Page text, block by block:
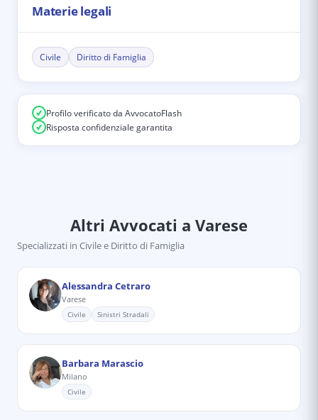
Materie legali
Civile Diritto di Famiglia
Profilo verificato da AvvocatoFlash
Risposta confidenziale garantita
Altri Avvocati a Varese
Specializzati in Civile e Diritto di Famiglia
Alessandra Cetraro
Varese
Civile Sinistri Stradali
Barbara Marascio
Milano
Civile